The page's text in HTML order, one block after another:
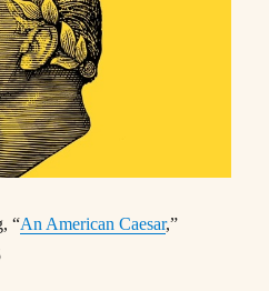
“An American Caesar,”